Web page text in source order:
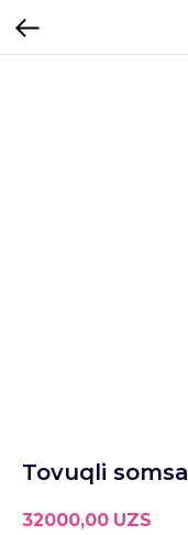
Tovuqli somsa
32000,00 UZS